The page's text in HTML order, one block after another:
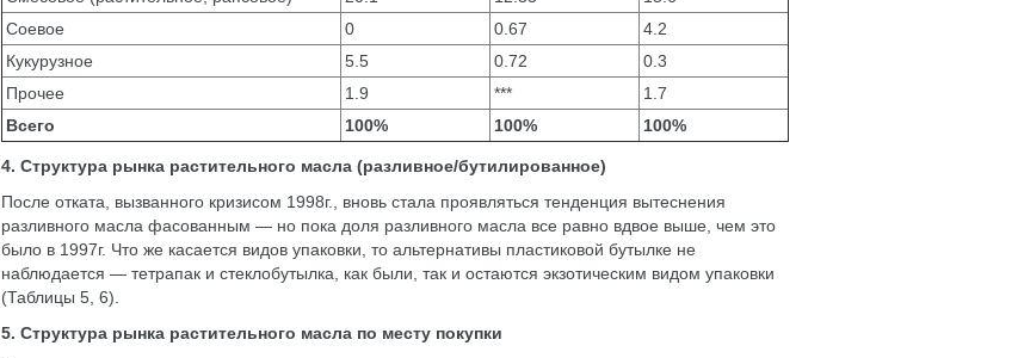
Соевое
0 0.67
4.2
Кукурузное
5.5 0.72
0.3
Прочее
1.9 ***
1.7
Всего
100% 100% 100%
4. Структура рынка растительного масла (разливное/бутилированное)
После отката, вызванного кризисом 1998г., вновь стала проявляться тенденция вытеснения
разливного масла фасованным — но пока доля разливного масла все равно вдвое выше, чем это
было в 1997г. Что же касается видов упаковки, то альтернативы пластиковой бутылке не
наблюдается — тетрапак и стеклобутылка, как были, так и остаются экзотическим видом упаковки
(Таблицы 5, 6).
5. Структура рынка растительного масла по месту покупки